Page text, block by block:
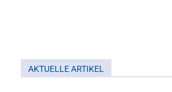
AKTUELLE ARTIKEL